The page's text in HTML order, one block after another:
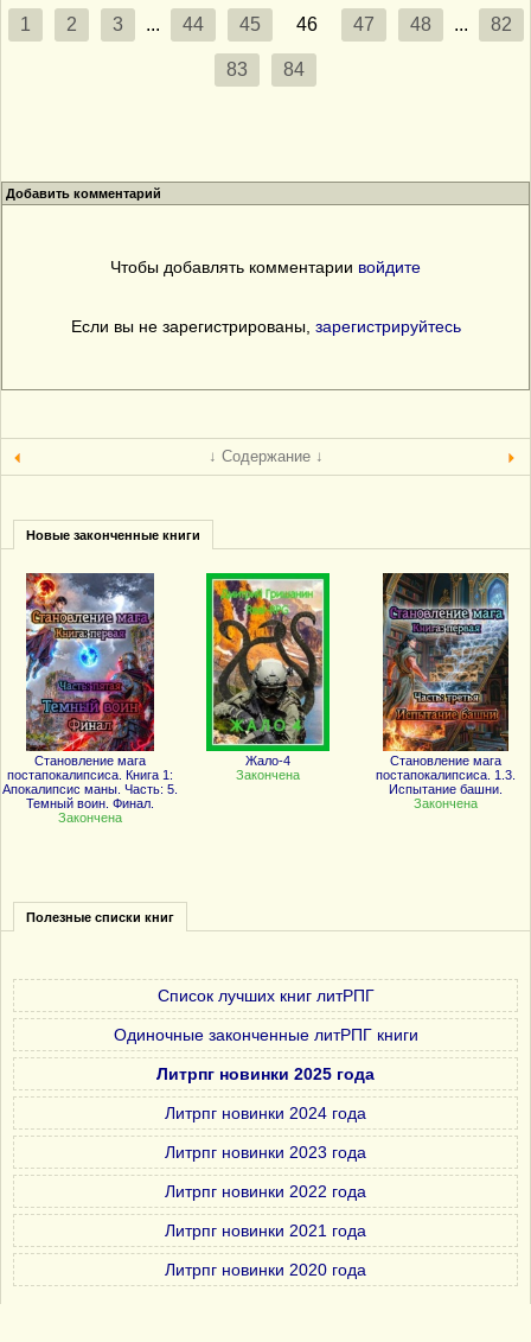
1 2 3 ... 44 45 46 47 48 ... 82
83 84
Добавить комментарий
Чтобы добавлять комментарии войдите
Если вы не зарегистрированы, зарегистрируйтесь
↓ Содержание ↓
Новые законченные книги
Становление мага
постапокалипсиса. Книга 1:
Апокалипсис маны. Часть: 5.
Темный воин. Финал.
Закончена
Жало-4
Закончена
Становление мага
постапокалипсиса. 1.3.
Испытание башни.
Закончена
Полезные списки книг
Список лучших книг литРПГ
Одиночные законченные литРПГ книги
Литрпг новинки 2025 года
Литрпг новинки 2024 года
Литрпг новинки 2023 года
Литрпг новинки 2022 года
Литрпг новинки 2021 года
Литрпг новинки 2020 года